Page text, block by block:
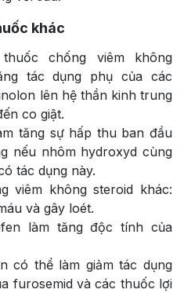
khác
chống viêm không
tác dụng phụ của các
lên hệ thần kinh trung
co giật.
tăng sự hấp thu ban đầu
nếu nhôm hydroxyd cùng
tác dụng này.
viêm không steroid khác:
và gây loét.
làm tăng độc tính của
có thể làm giảm tác dụng
furosemid và các thuốc lợi